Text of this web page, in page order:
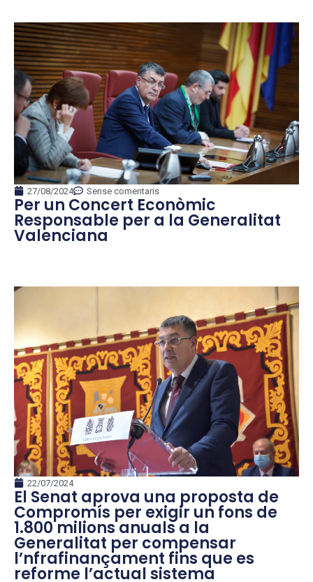
27/08/2024 Sense comentaris
Per un Concert Econòmic
Responsable per a la Generalitat
Valenciana
22/07/2024
El Senat aprova una proposta de
Compromís per exigir un fons de
1.800 milions anuals a la
Generalitat per compensar
l’nfrafinançament fins que es
reforme l’actual sistema